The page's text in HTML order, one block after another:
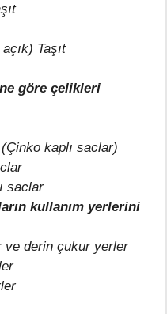
Taşıt
göre çelikleri
kaplı saclar)
saclar
kullanım yerlerini
ve derin çukur yerler